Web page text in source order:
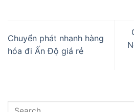
Chuyển phát nhanh hàng
hóa đi Ấn Độ giá rẻ